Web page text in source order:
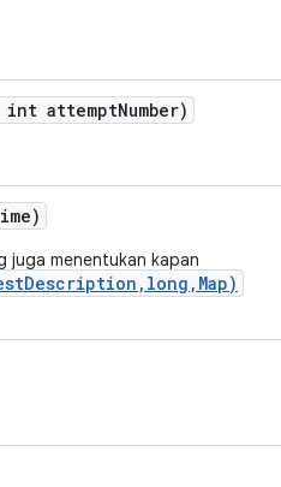
int attemptNumber)
juga menentukan kapan